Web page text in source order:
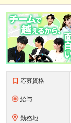
応募資格
給与
勤務地